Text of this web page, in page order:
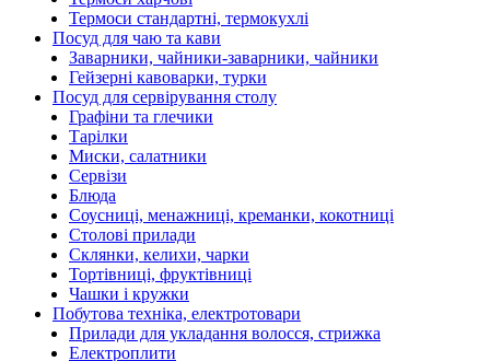
Термоси стандартні, термокухлі
Посуд для чаю та кави
Заварники, чайники-заварники, чайники
Гейзерні кавоварки, турки
Посуд для сервірування столу
Графіни та глечики
Тарілки
Миски, салатники
Сервізи
Блюда
Соусниці, менажниці, креманки, кокотниці
Столові прилади
Склянки, келихи, чарки
Тортівниці, фруктівниці
Чашки і кружки
Побутова техніка, електротовари
Прилади для укладання волосся, стрижка
Електроплити